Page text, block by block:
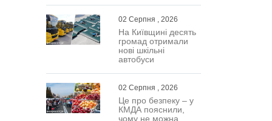
02 Серпня , 2026
На Київщині десять
громад отримали
нові шкільні
автобуси
02 Серпня , 2026
Це про безпеку – у
КМДА пояснили,
чому не можна